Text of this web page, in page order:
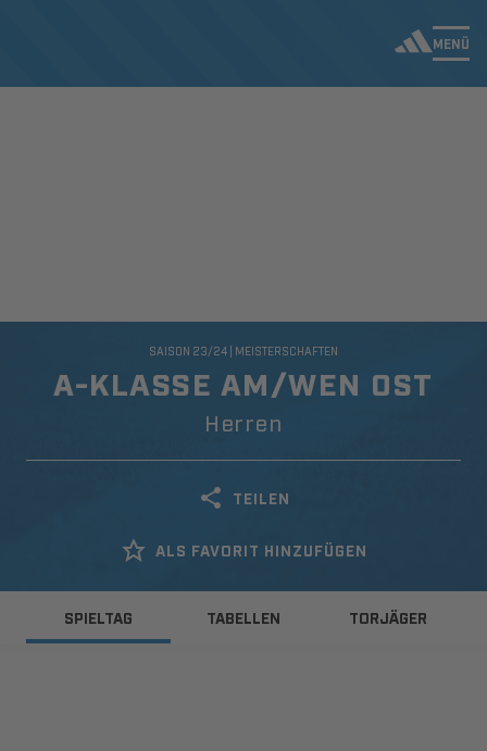
MENÜ
A-KLASSE AM/WEN OST
Herren
SAISON 23/24 | MEISTERSCHAFTEN
TEILEN
ALS FAVORIT HINZUFÜGEN
SPIELTAG TABELLEN TORJÄGER